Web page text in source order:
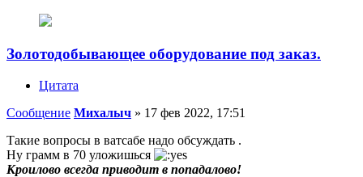
Золотодобывающее оборудование под заказ.
Цитата
Сообщение Михалыч » 17 фев 2022, 17:51
Такие вопросы в ватсабе надо обсуждать .
Ну грамм в 70 уложишься
Кроилово всегда приводит в попадалово!